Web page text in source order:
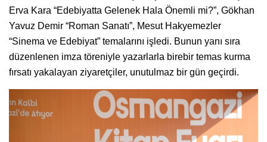
Erva Kara “Edebiyatta Gelenek Hala Önemli mi?”, Gökhan
Yavuz Demir “Roman Sanatı”, Mesut Hakyemezler
“Sinema ve Edebiyat” temalarını işledi. Bunun yanı sıra
düzenlenen imza töreniyle yazarlarla birebir temas kurma
fırsatı yakalayan ziyaretçiler, unutulmaz bir gün geçirdi.